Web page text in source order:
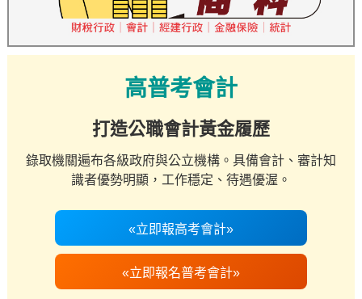
高普考會計
打造公職會計黃金履歷
錄取機關遍布各級政府與公立機構。具備會計、審計知
識者優勢明顯，工作穩定、待遇優渥。
«立即報高考會計»
«立即報名普考會計»